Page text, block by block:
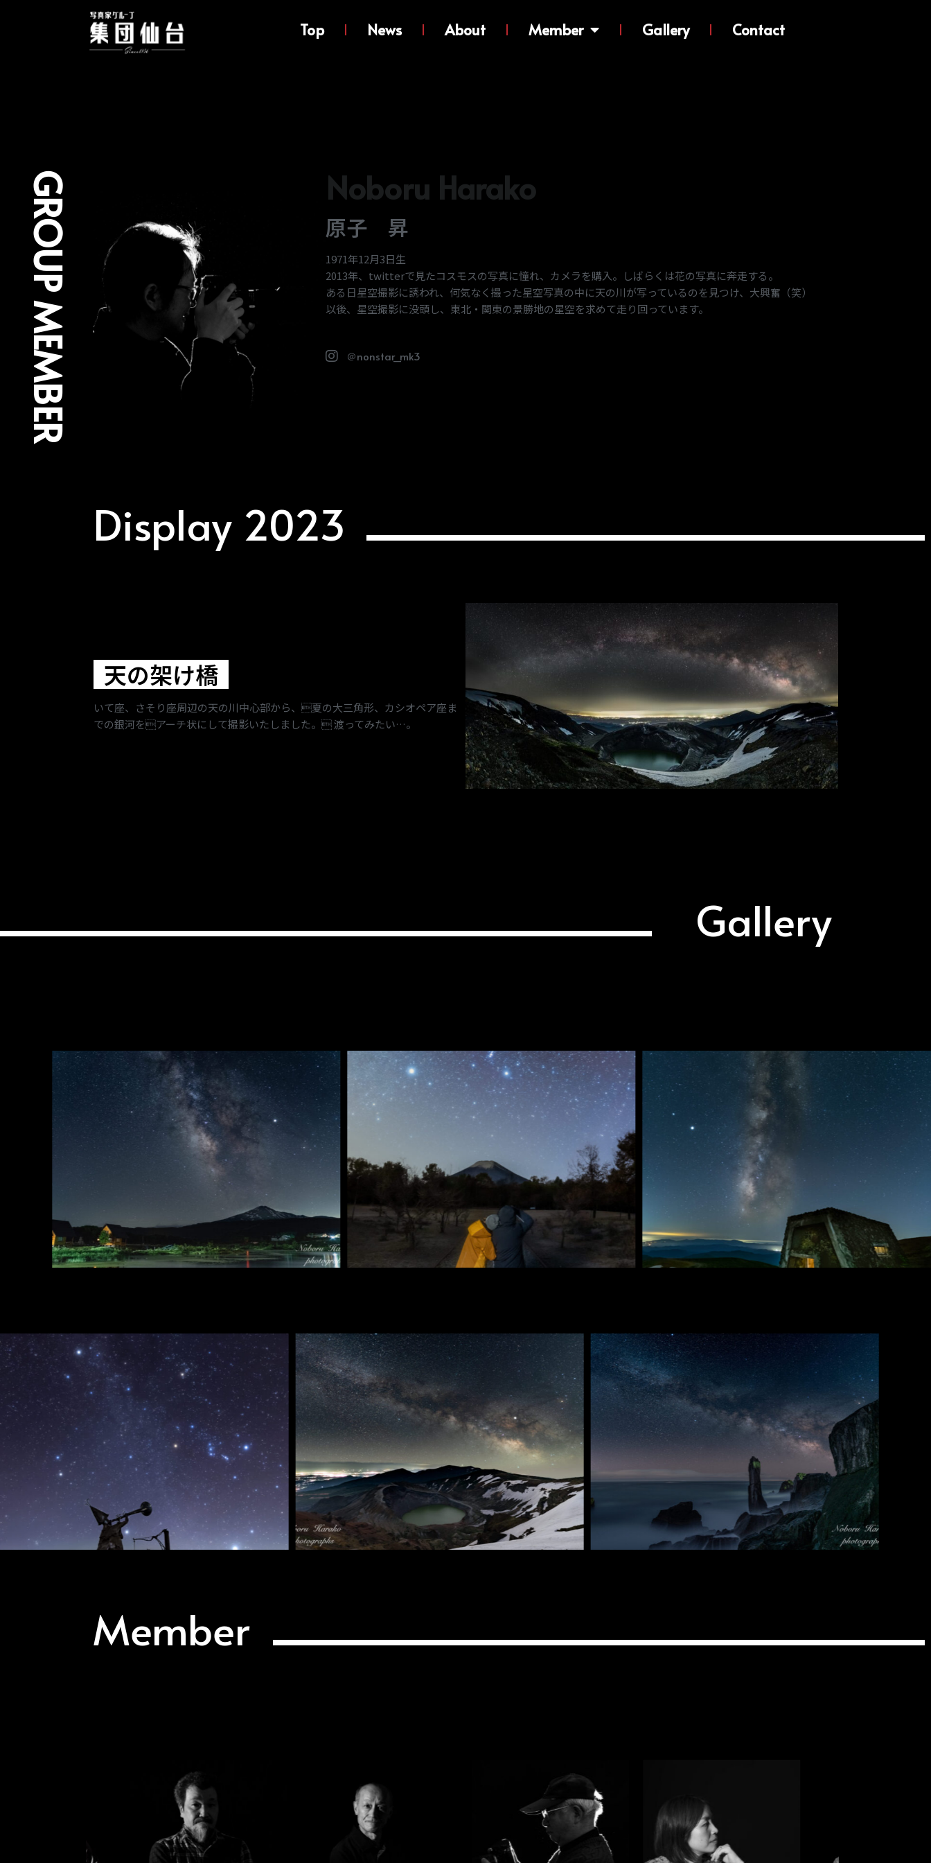
Top News About Member Gallery Contact
GROUP MEMBER Noboru Harako
原子 昇
1971年12月3日生
2013年、twitterで見たコスモスの写真に憧れ、カメラを購入。しばらくは花の写真に奔走する。
ある日星空撮影に誘われ、何気なく撮った星空写真の中に天の川が写っているのを見つけ、大興奮（笑）
以後、星空撮影に没頭し、東北・関東の景勝地の星空を求めて走り回っています。
＠nonstar_mk3
Display 2023
天の架け橋
いて座、さそり座周辺の天の川中心部から、夏の大三角形、カシオペア座ま
での銀河をアーチ状にして撮影いたしました。 渡ってみたい…。
Gallery
Member